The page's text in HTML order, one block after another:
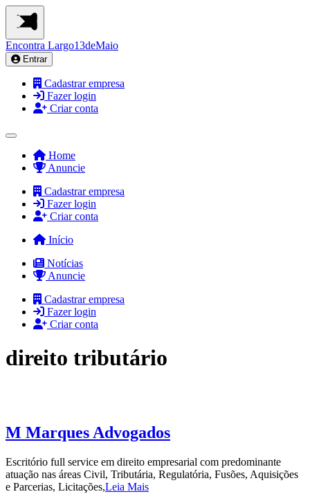
Encontra Largo13deMaio
Entrar
Cadastrar empresa
Fazer login
Criar conta
Home
Anuncie
Cadastrar empresa
Fazer login
Criar conta
Início
Notícias
Anuncie
Cadastrar empresa
Fazer login
Criar conta
direito tributário
M Marques Advogados
Escritório full service em direito empresarial com predominante
atuação nas áreas Civil, Tributária, Regulatória, Fusões, Aquisições
e Parcerias, Licitações,Leia Mais